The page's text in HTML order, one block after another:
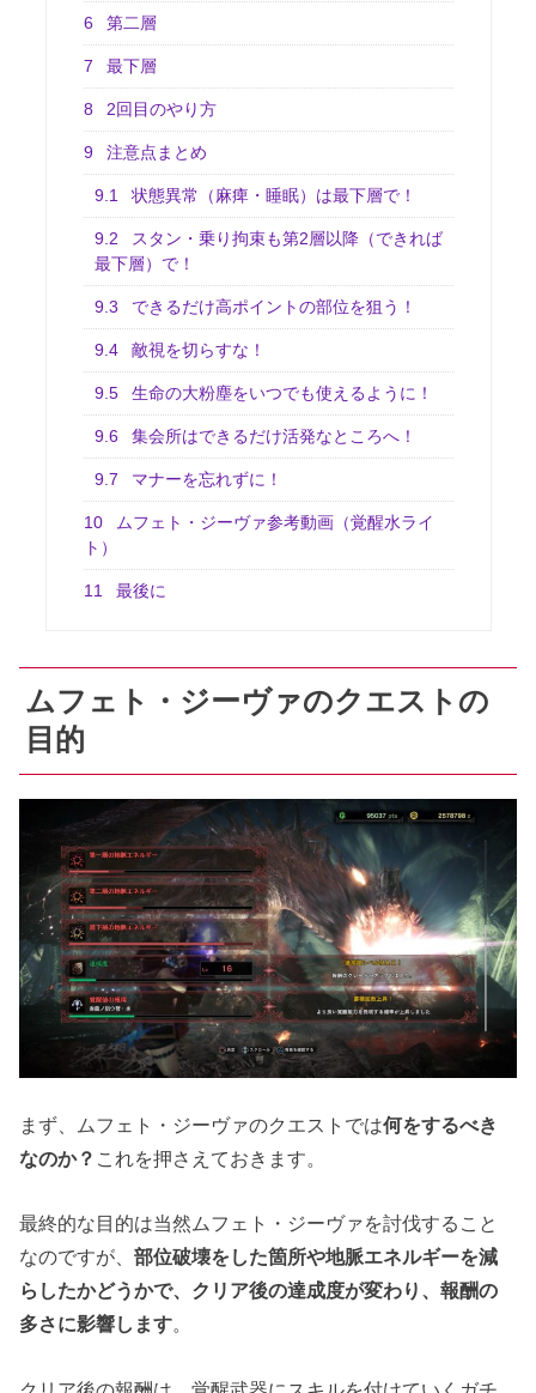
6 第二層
7 最下層
8 2回目のやり方
9 注意点まとめ
9.1 状態異常（麻痺・睡眠）は最下層で！
9.2
スタン・乗り拘束も第2層以降（できれば
最下層）で！
9.3 できるだけ高ポイントの部位を狙う！
9.4 敵視を切らすな！
9.5 生命の大粉塵をいつでも使えるように！
9.6 集会所はできるだけ活発なところへ！
9.7 マナーを忘れずに！
10
ムフェト・ジーヴァ参考動画（覚醒水ライ
ト）
11 最後に
ムフェト・ジーヴァのクエストの
目的
まず、ムフェト・ジーヴァのクエストでは何をするべき
なのか？ これを押さえておきます。
最終的な目的は当然ムフェト・ジーヴァを討伐すること
なのですが、部位破壊をした箇所や地脈エネルギーを減
らしたかどうかで、クリア後の達成度が変わり、報酬の
多さに影響します。